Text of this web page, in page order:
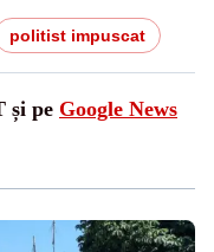
politist impuscat
și pe Google News